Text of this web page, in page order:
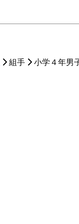
組手
小学４年男